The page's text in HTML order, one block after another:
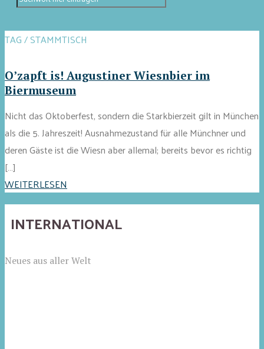
TAG / STAMMTISCH
O’zapft is! Augustiner Wiesnbier im
Biermuseum
Nicht das Oktoberfest, sondern die Starkbierzeit gilt in München
als die 5. Jahreszeit! Ausnahmezustand für alle Münchner und
deren Gäste ist die Wiesn aber allemal; bereits bevor es richtig
[…]
WEITERLESEN
INTERNATIONAL
Neues aus aller Welt